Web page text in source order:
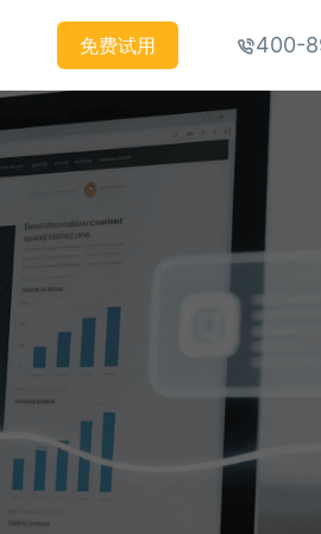
免费试用 400-